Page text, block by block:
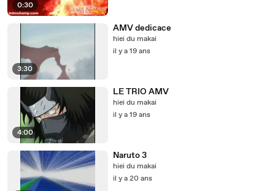
0:30
3:30
AMV dedicace
hiei du makai
il y a 19 ans
4:00
LE TRIO AMV
hiei du makai
il y a 19 ans
Naruto 3
hiei du makai
il y a 20 ans